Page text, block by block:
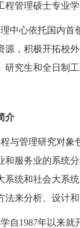
程管理硕士专业学
中心依托国内首
源，积极开拓校
研究生和全日制
介
与管理研究对象
和服务业的系统
系统和社会大系
法来分析、设计
自1987年以来就